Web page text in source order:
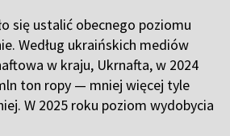
się ustalić obecnego poziomu
Według ukraińskich mediów
w kraju, Ukrnafta, w 2024
ton ropy — mniej więcej tyle
W 2025 roku poziom wydobycia